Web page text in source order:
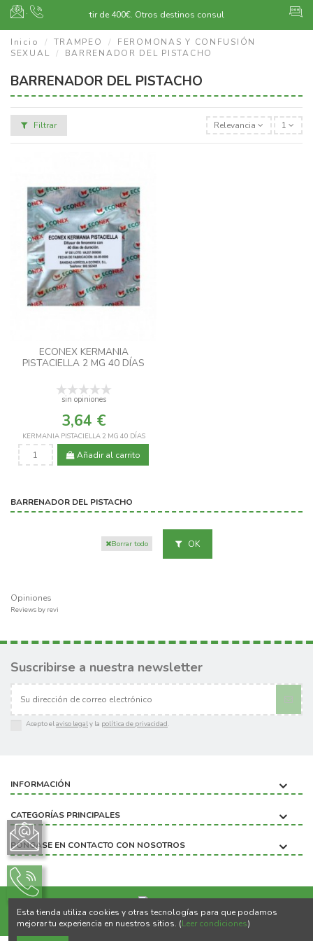
·
Envío gratuito a partir de 400€. Otros destinos consultar
Inicio TRAMPEO
FEROMONAS Y CONFUSIÓN
SEXUAL
BARRENADOR DEL PISTACHO
BARRENADOR DEL PISTACHO
Filtrar Relevancia 1
ECONEX KERMANIA
PISTACIELLA 2 MG 40 DÍAS
sin opiniones
3,64 €
KERMANIA PISTACIELLA 2 MG 40 DÍAS
Añadir al carrito
BARRENADOR DEL PISTACHO
Borrar todo OK
Opiniones
Reviews by revi
Suscribirse a nuestra newsletter
Acepto elaviso legaly la política de privacidad.
INFORMACIÓN
CATEGORÍAS PRINCIPALES
PÓNGASE EN CONTACTO CON NOSOTROS
Copyright ©2020 BIOBICHO
Esta tienda utiliza cookies y otras tecnologías para que podamos
mejorar tu experiencia en nuestros sitios. (Leer condiciones)